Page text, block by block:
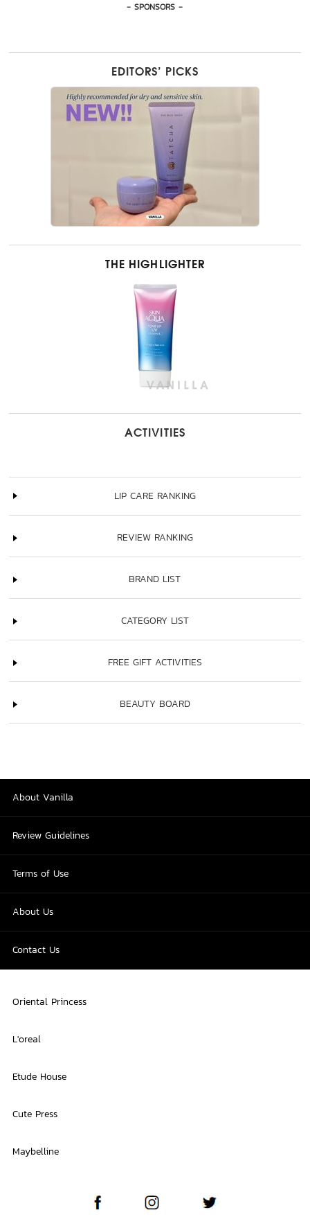
- SPONSORS -
EDITORS’ PICKS
THE HIGHLIGHTER
ACTIVITIES
LIP CARE RANKING
REVIEW RANKING
BRAND LIST
CATEGORY LIST
FREE GIFT ACTIVITIES
BEAUTY BOARD
About Vanilla
Review Guidelines
Terms of Use
About Us
Contact Us
Oriental Princess
L'oreal
Etude House
Cute Press
Maybelline